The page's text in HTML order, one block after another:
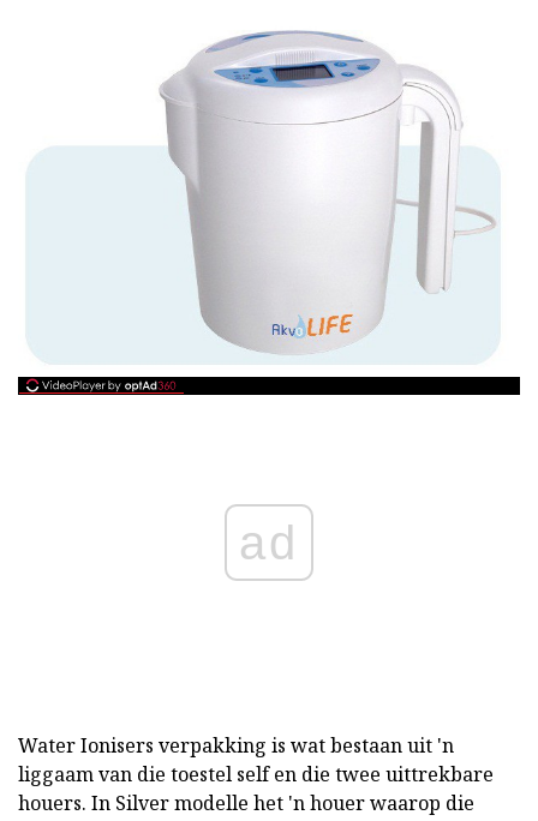
ad
Water Ionisers verpakking is wat bestaan uit 'n
liggaam van die toestel self en die twee uittrekbare
houers. In Silver modelle het 'n houer waarop die